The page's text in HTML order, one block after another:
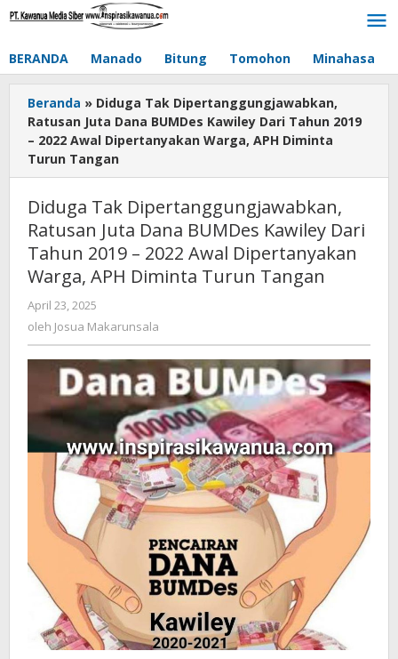
Lewati
BERANDA Manado Bitung Tomohon Minahasa
Beranda » Diduga Tak Dipertanggungjawabkan,
Ratusan Juta Dana BUMDes Kawiley Dari Tahun 2019
– 2022 Awal Dipertanyakan Warga, APH Diminta
Turun Tangan
Diduga Tak Dipertanggungjawabkan,
Ratusan Juta Dana BUMDes Kawiley Dari
Tahun 2019 – 2022 Awal Dipertanyakan
Warga, APH Diminta Turun Tangan
April 23, 2025
Josua
oleh Josua Makarunsala